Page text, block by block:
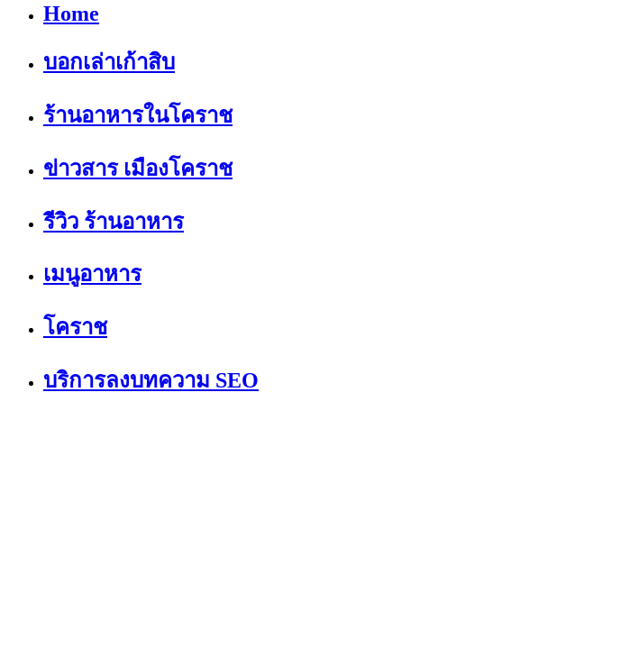
Home
บอกเล่าเก้าสิบ
ร้านอาหารในโคราช
ข่าวสาร เมืองโคราช
รีวิว ร้านอาหาร
เมนูอาหาร
โคราช
บริการลงบทความ SEO